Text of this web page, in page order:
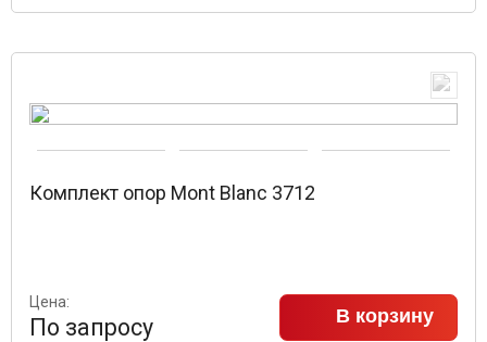
Комплект опор Mont Blanc 3712
Цена:
По запросу В корзину